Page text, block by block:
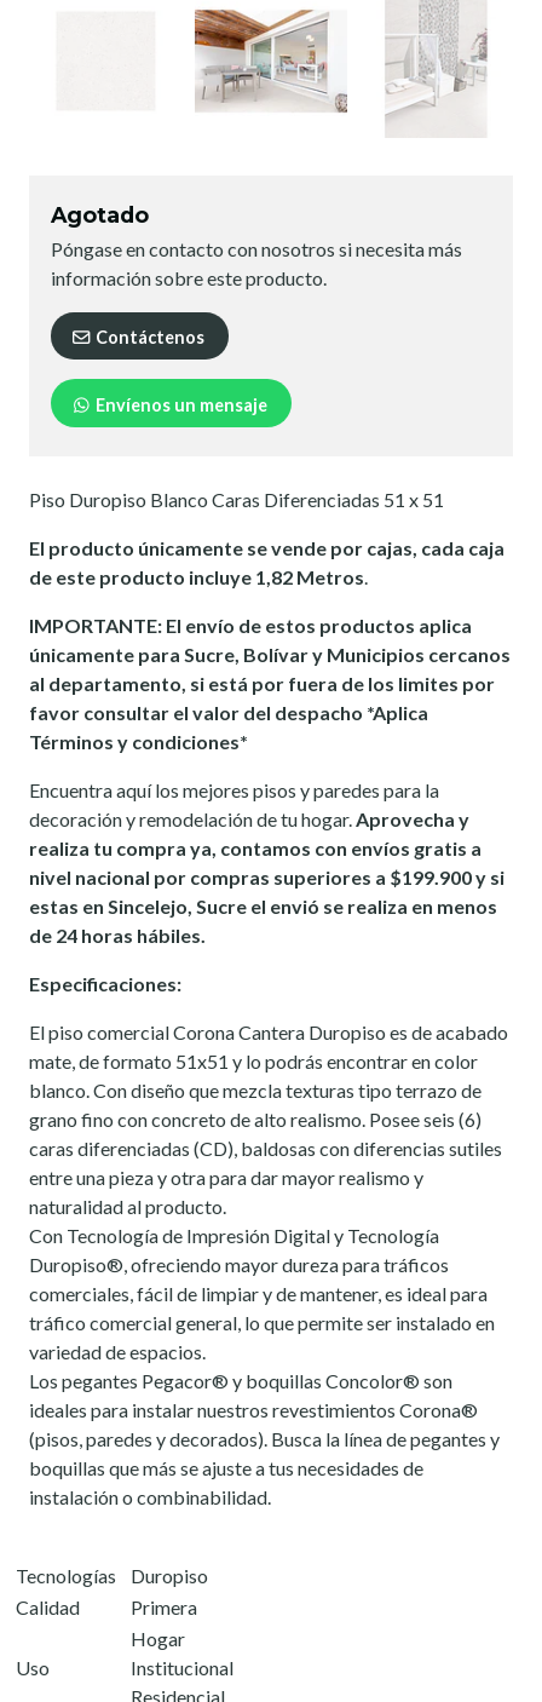
Agotado
Póngase en contacto con nosotros si necesita más
información sobre este producto.
Contáctenos
Envíenos un mensaje
Piso Duropiso Blanco Caras Diferenciadas 51 x 51
El producto únicamente se vende por cajas, cada caja
de este producto incluye 1,82 Metros.
IMPORTANTE: El envío de estos productos aplica
únicamente para Sucre, Bolívar y Municipios cercanos
al departamento, si está por fuera de los limites por
favor consultar el valor del despacho *Aplica
Términos y condiciones*
Encuentra aquí los mejores pisos y paredes para la
decoración y remodelación de tu hogar.Aprovecha y
realiza tu compra ya, contamos con envíos gratis a
nivel nacional por compras superiores a $199.900 y si
estas en Sincelejo, Sucre el envió se realiza en menos
de 24 horas hábiles.
Especificaciones:
El piso comercial Corona Cantera Duropiso es de acabado
mate, de formato 51x51 y lo podrás encontrar en color
blanco. Con diseño que mezcla texturas tipo terrazo de
grano fino con concreto de alto realismo. Posee seis (6)
caras diferenciadas (CD), baldosas con diferencias sutiles
entre una pieza y otra para dar mayor realismo y
naturalidad al producto.
Con Tecnología de Impresión Digital y Tecnología
Duropiso®, ofreciendo mayor dureza para tráficos
comerciales, fácil de limpiar y de mantener, es ideal para
tráfico comercial general, lo que permite ser instalado en
variedad de espacios.
Los pegantes Pegacor® y boquillas Concolor® son
ideales para instalar nuestros revestimientos Corona®
(pisos, paredes y decorados). Busca la línea de pegantes y
boquillas que más se ajuste a tus necesidades de
instalación o combinabilidad.
Tecnologías
Duropiso
Calidad
Primera
Uso
Hogar
Institucional
Residencial